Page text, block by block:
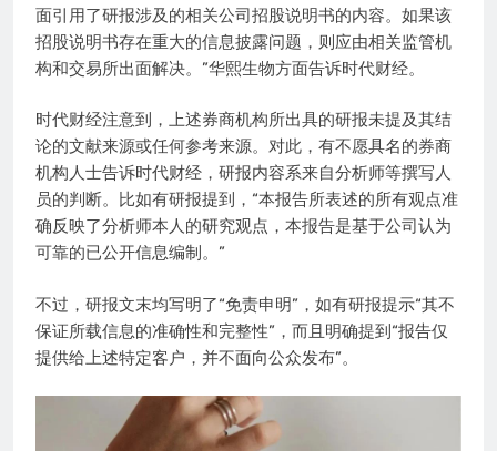
面引用了研报涉及的相关公司招股说明书的内容。如果该
招股说明书存在重大的信息披露问题，则应由相关监管机
构和交易所出面解决。”华熙生物方面告诉时代财经。
时代财经注意到，上述券商机构所出具的研报未提及其结
论的文献来源或任何参考来源。对此，有不愿具名的券商
机构人士告诉时代财经，研报内容系来自分析师等撰写人
员的判断。比如有研报提到，“本报告所表述的所有观点准
确反映了分析师本人的研究观点，本报告是基于公司认为
可靠的已公开信息编制。”
不过，研报文末均写明了“免责申明”，如有研报提示“其不
保证所载信息的准确性和完整性”，而且明确提到“报告仅
提供给上述特定客户，并不面向公众发布”。